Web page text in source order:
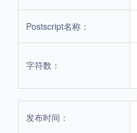
Postscript名称：
字符数：
发布时间：